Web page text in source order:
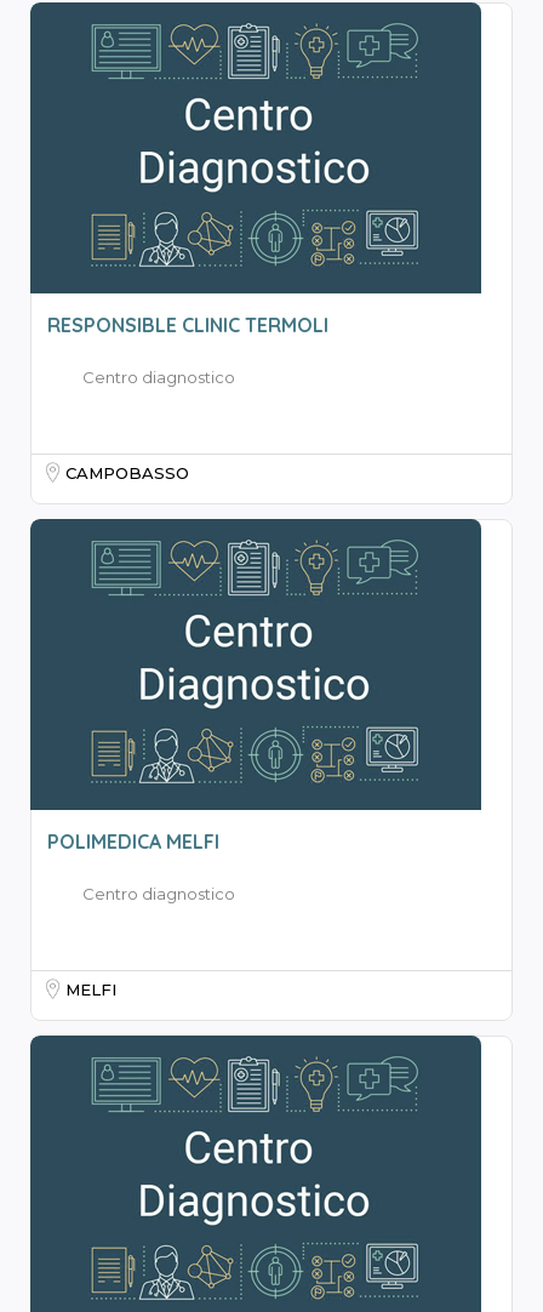
RESPONSIBLE CLINIC TERMOLI
Centro diagnostico
CAMPOBASSO
POLIMEDICA MELFI
Centro diagnostico
MELFI